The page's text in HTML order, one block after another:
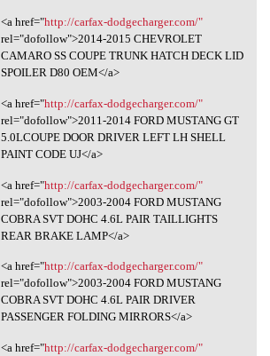
<a href="http://carfax-dodgecharger.com/"
rel="dofollow">2014-2015 CHEVROLET
CAMARO SS COUPE TRUNK HATCH DECK LID
SPOILER D80 OEM</a>
<a href="http://carfax-dodgecharger.com/"
rel="dofollow">2011-2014 FORD MUSTANG GT
5.0LCOUPE DOOR DRIVER LEFT LH SHELL
PAINT CODE UJ</a>
<a href="http://carfax-dodgecharger.com/"
rel="dofollow">2003-2004 FORD MUSTANG
COBRA SVT DOHC 4.6L PAIR TAILLIGHTS
REAR BRAKE LAMP</a>
<a href="http://carfax-dodgecharger.com/"
rel="dofollow">2003-2004 FORD MUSTANG
COBRA SVT DOHC 4.6L PAIR DRIVER
PASSENGER FOLDING MIRRORS</a>
<a href="http://carfax-dodgecharger.com/"